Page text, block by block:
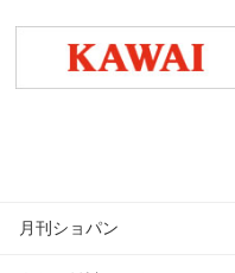
月刊ショパン